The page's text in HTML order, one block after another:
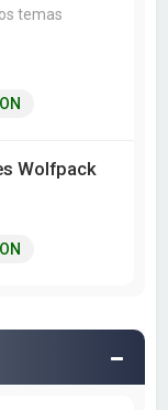
temas
Wolfpack